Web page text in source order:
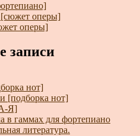
оперы]
оперы]
записи
нот]
[подборка нот]
Я]
в гаммах для фортепиано
литература.